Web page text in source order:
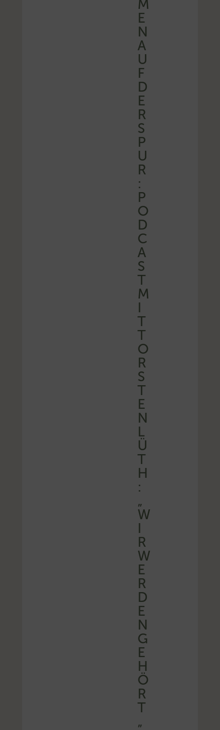
M
E
N
A
U
F
D
E
R
S
P
U
R
:
P
O
D
C
A
S
T
M
I
T
T
O
R
S
T
E
N
L
Ü
T
H
:
„
W
I
R
W
E
R
D
E
N
G
E
H
Ö
R
T
„